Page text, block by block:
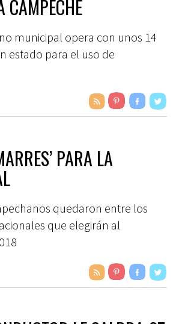
CAMPECHE
municipal opera con unos 14
estado para el uso de
PARA LA
quedaron entre los
que elegirán al